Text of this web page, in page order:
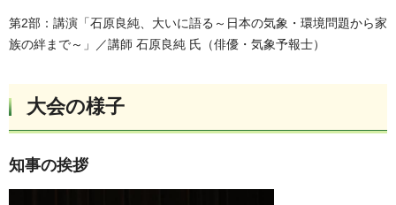
第2部：講演「石原良純、大いに語る～日本の気象・環境問題から家
族の絆まで～」／講師 石原良純 氏（俳優・気象予報士）
大会の様子
知事の挨拶